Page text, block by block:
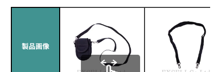
製品画像